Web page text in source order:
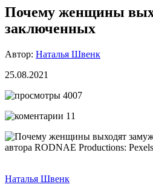
Почему женщины
заключенных
Автор: Наталья Швенк
25.08.2021
4007
11
автора RODNAE Productions: Pexels
Наталья Швенк